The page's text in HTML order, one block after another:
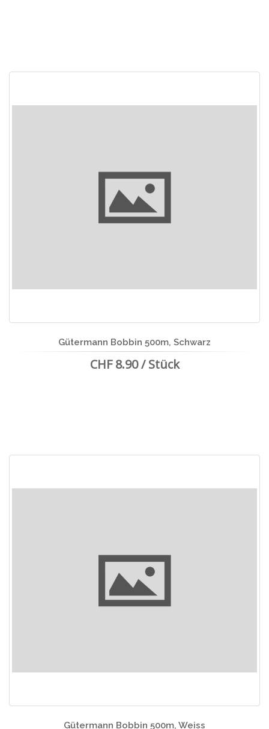
Gütermann Bobbin 500m, Schwarz
CHF 8.90 / Stück
Gütermann Bobbin 500m, Weiss